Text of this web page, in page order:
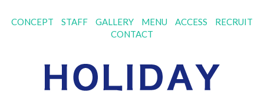
CONCEPT STAFF GALLERY MENU ACCESS
RECRUIT
CONTACT